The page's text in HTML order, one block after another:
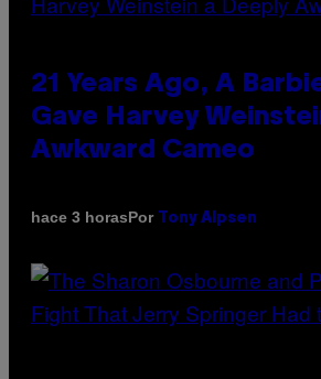
21 Years Ago, A
Gave Harvey
Awkward Cameo
hace 3 horasPor Tony Alpsen